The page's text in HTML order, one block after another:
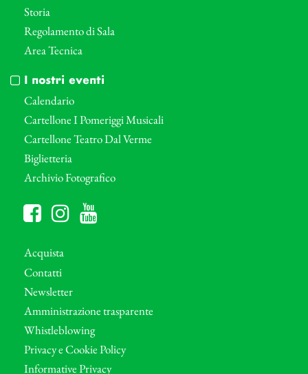
Storia
Regolamento di Sala
Area Tecnica
I nostri eventi
Calendario
Cartellone I Pomeriggi Musicali
Cartellone Teatro Dal Verme
Biglietteria
Archivio Fotografico
Acquista
Contatti
Newsletter
Amministrazione trasparente
Whistleblowing
Privacy e Cookie Policy
Informative Privacy